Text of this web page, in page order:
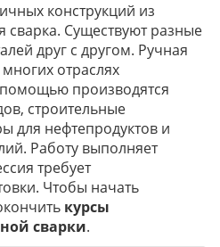
конструкций из
сварка. Существуют разные
друг с другом. Ручная
отраслях
производятся
строительные
для нефтепродуктов и
Работу выполняет
требует
Чтобы начать
курсы
сварки.